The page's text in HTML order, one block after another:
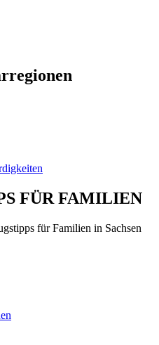
FÜR FAMILIEN
für Familien in Sachsen